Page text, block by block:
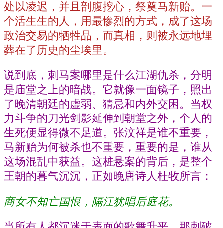
处以凌迟，并且剖腹挖心，祭奠马新贻。一
个活生生的人，用最惨烈的方式，成了这场
政治交易的牺牲品，而真相，则被永远地埋
葬在了历史的尘埃里。
说到底，刺马案哪里是什么江湖仇杀，分明
是庙堂之上的暗战。它就像一面镜子，照出
了晚清朝廷的虚弱、猜忌和内外交困。当权
力斗争的刀光剑影延伸到朝堂之外，个人的
生死便显得微不足道。张汶祥是谁不重要，
马新贻为何被杀也不重要，重要的是，谁从
这场混乱中获益。这桩悬案的背后，是整个
王朝的暮气沉沉，正如晚唐诗人杜牧所言：
商女不知亡国恨，隔江犹唱后庭花。